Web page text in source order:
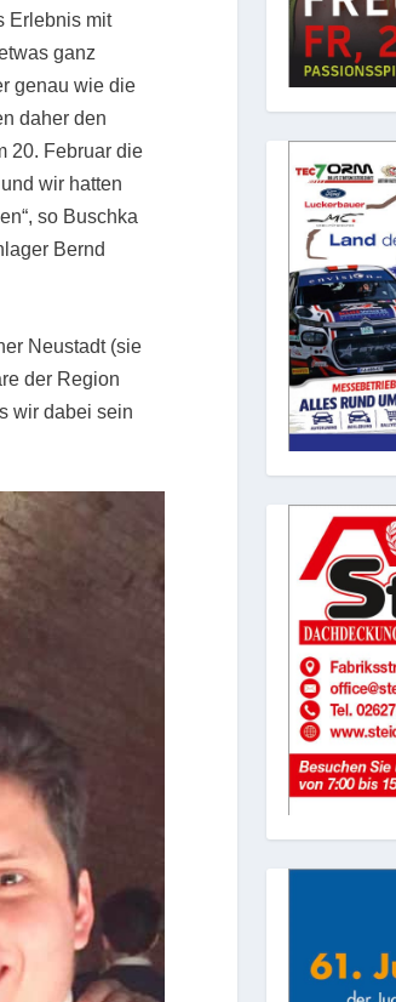
Erlebnis mit
ganz
genau wie die
daher den
20. Februar die
wir hatten
so Buschka
Bernd
Neustadt (sie
der Region
wir dabei sein